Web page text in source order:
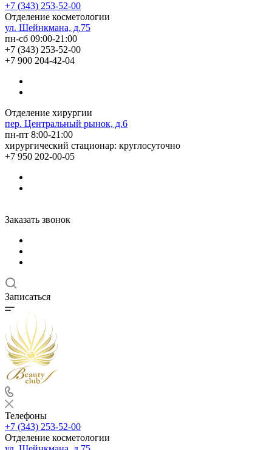
+7 (343) 253-52-00
Отделение косметологии
ул. Шейнкмана, д.75
пн-сб 09:00-21:00
+7 (343) 253-52-00
+7 900 204-42-04
Отделение хирургии
пер. Центральный рынок, д.6
пн-пт 8:00-21:00
хирургический стационар: круглосуточно
+7 950 202-00-05
Заказать звонок
Записаться
Телефоны
+7 (343) 253-52-00
Отделение косметологии